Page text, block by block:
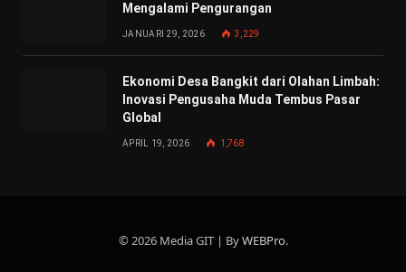
Mengalami Pengurangan
JANUARI 29, 2026 3,229
Ekonomi Desa Bangkit dari Olahan Limbah:
Inovasi Pengusaha Muda Tembus Pasar
Global
APRIL 19, 2026 1,768
© 2026 Media GIT | ByWEBPro.